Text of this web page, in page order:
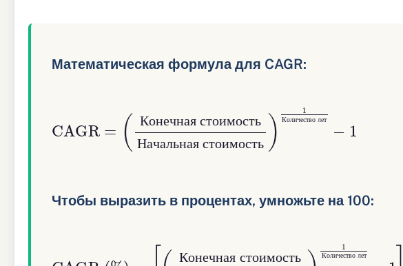
Математическая формула для CAGR:
Ко не чная с т оим о с ть
Начальная с т оим о с ть
Коли чес тво ле т
−
Чтобы выразить в процентах, умножьте на 100:
Ко не чная с т о им о с т ь
CAGR (%)
Начальная стоимость ]